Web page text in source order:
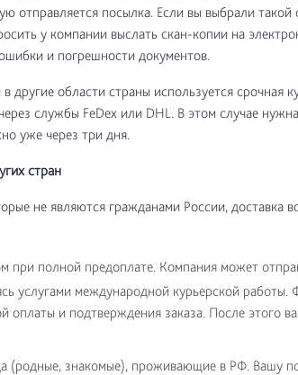
отправляется посылка. Если вы выбрали такой
у компании выслать скан-копии на
и погрешности документов.
другие области страны используется срочная
службы FeDex или DHL. В этом случае
уже через три дня.
стран
не являются гражданами России, доставка
при полной предоплате. Компания может
услугами международной курьерской работы.
оплаты и подтверждения заказа. После этого
(родные, знакомые), проживающие в РФ. Вашу